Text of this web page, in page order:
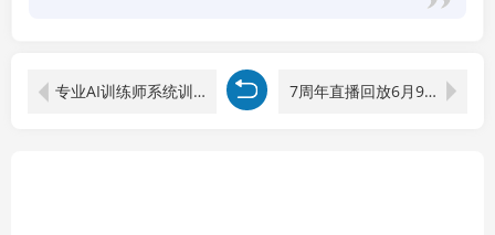
专业AI训练师系统训练营，文本绘画视频全领域实操，一套公式驾驭所有AI工具 7周年直播回放6月9日-10日！普通人如何从零年入百万？拆解大厂、草根、实体多赛道创业变现玩法